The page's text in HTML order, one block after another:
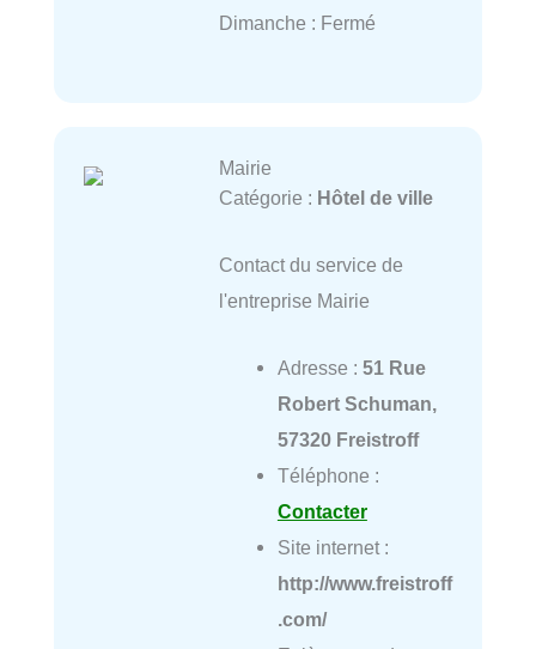
Dimanche : Fermé
Mairie
Catégorie : Hôtel de ville
Contact du service de
l'entreprise Mairie
Adresse : 51 Rue
Robert Schuman,
57320 Freistroff
Téléphone :
Contacter
Site internet :
http://www.freistroff
.com/